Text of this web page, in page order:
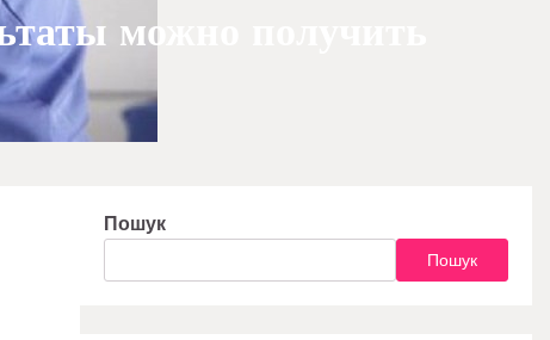
можно получить
Пошук
Пошук